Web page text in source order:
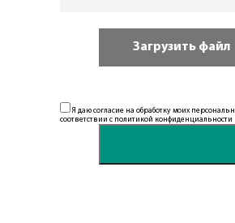
Я даю согласие на обработку моих
соответствии с политикой конфиденциальности